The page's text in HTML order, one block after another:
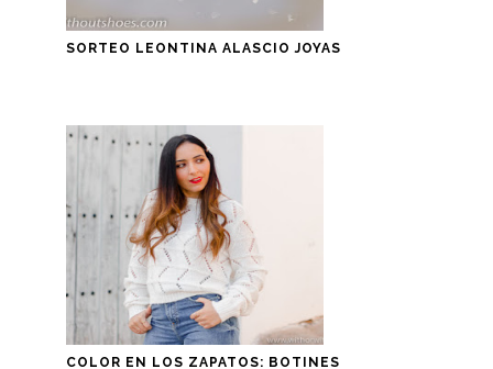
SORTEO LEONTINA ALASCIO JOYAS
COLOR EN LOS ZAPATOS: BOTINES